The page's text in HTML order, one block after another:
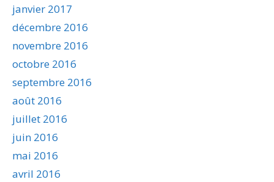
janvier 2017
décembre 2016
novembre 2016
octobre 2016
septembre 2016
août 2016
juillet 2016
juin 2016
mai 2016
avril 2016